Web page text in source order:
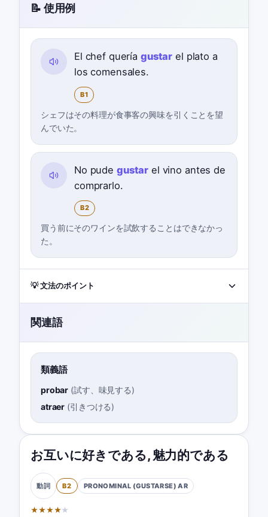
📝 使用例
El chef quería gustar el plato a
los comensales.
B1
シェフはその料理が食事客の興味を引くことを望
んでいた。
No pude gustar el vino antes de
comprarlo.
B2
買う前にそのワインを試飲することはできなかっ
た。
💡 文法のポイント
関連語
類義語
probar (試す、味見する)
atraer (引きつける)
お互いに好きである , 魅力的である
動詞 B2 PRONOMINAL (GUSTARSE) AR
★★★★★